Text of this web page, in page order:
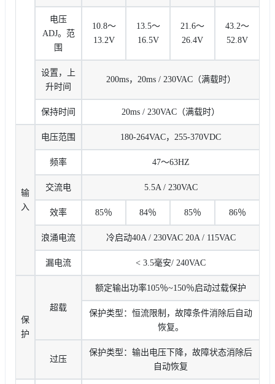
电压
ADJ。范
围
10.8〜
13.2V
13.5〜
16.5V
21.6〜
26.4V
43.2〜
52.8V
设置，上
升时间
200ms，20ms / 230VAC（满载时）
保持时间 20ms / 230VAC（满载时）
输
入
电压范围 180-264VAC，255-370VDC
频率 47〜63HZ
交流电 5.5A / 230VAC
效率 85％ 84％ 85％ 86％
浪涌电流 冷启动40A / 230VAC 20A / 115VAC
漏电流 < 3.5毫安/ 240VAC
保
护
超载
额定输出功率105％~150％启动过载保护
保护类型：恒流限制，故障条件消除后自动
恢复。
过压
保护类型：输出电压下降，故障状态消除后
自动恢复